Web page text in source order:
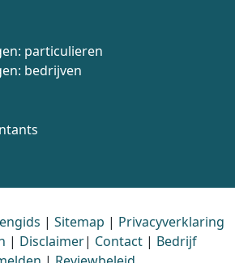
particulieren
bedrijven
| Sitemap | Privacyverklaring
| Disclaimer| Contact| Bedrijf